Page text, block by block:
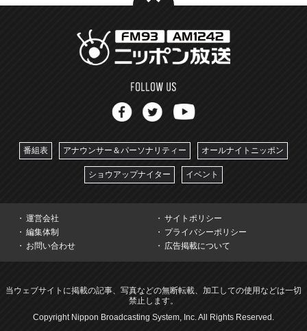
番組表 アナウンサー＆パーソナリティー オールナイトニッポン
ショウアップナイター イベント
運営会社
サイトポリシー
編集体制
プライバシーポリシー
お問い合わせ
広告掲載について
当ウェブサイトに掲載の記事、写真などの無断転載、加工しての使用などは一切
禁止します。
Copyright Nippon Broadcasting System, Inc. All Rights Reserved.